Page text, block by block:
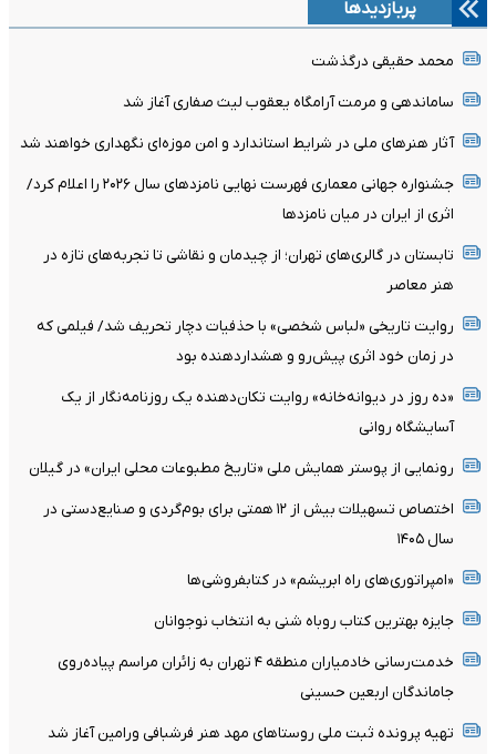
پربازدیدها
محمد حقیقی درگذشت
ساماندهی و مرمت آرامگاه یعقوب لیث صفاری آغاز شد
آثار هنرهای ملی در شرایط استاندارد و امن موزه‌ای نگهداری خواهند شد
جشنواره جهانی معماری فهرست نهایی نامزدهای سال ۲۰۲۶ را اعلام کرد/
اثری از ایران در میان نامزدها
تابستان در گالری‌های تهران؛ از چیدمان و نقاشی تا تجربه‌های تازه در
هنر معاصر
روایت تاریخی «لباس شخصی» با حذفیات دچار تحریف شد/ فیلمی که
در زمان خود اثری پیش‌رو و هشداردهنده بود
«ده روز در دیوانه‌خانه» روایت تکان‌دهنده یک روزنامه‌نگار از یک
آسایشگاه روانی
رونمایی از پوستر همایش ملی «تاریخ مطبوعات محلی ایران» در گیلان
اختصاص تسهیلات بیش از ۱۲ همتی برای بوم‌گردی و صنایع‌دستی در
سال ۱۴۰۵
«امپراتوری‌های راه ابریشم» در کتابفروشی‌ها
جایزه بهترین کتاب روباه شنی به انتخاب نوجوانان
خدمت‌رسانی خادمیاران منطقه ۴ تهران به زائران مراسم پیاده‌روی
جاماندگان اربعین حسینی
تهیه پرونده ثبت ملی روستاهای مهد هنر فرشبافی ورامین آغاز شد